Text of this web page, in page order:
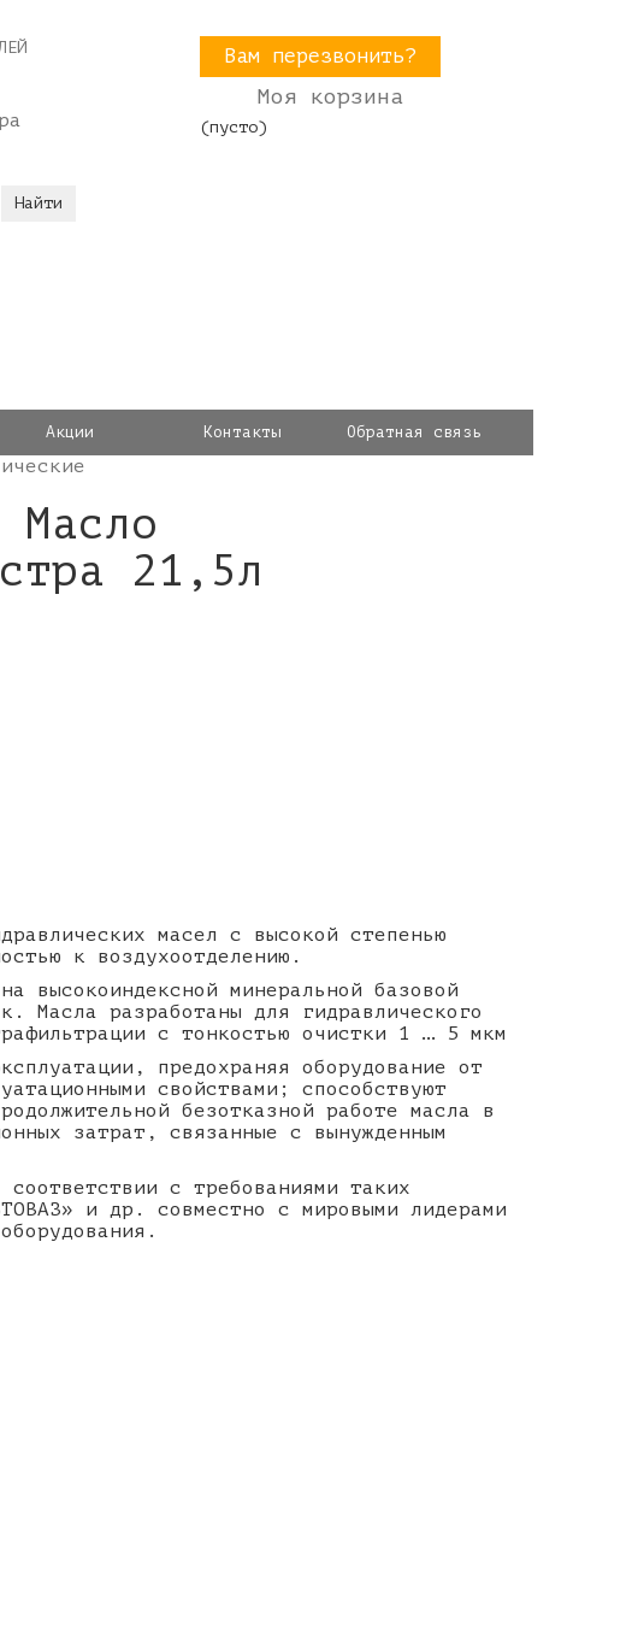
Вам перезвонить?
Моя корзина
(пусто)
Акции Контакты Обратная связь
21,5л
масел с высокой степенью
к воздухоотделению.
высокоиндексной минеральной базовой
Масла разработаны для гидравлического
с тонкостью очистки 1 … 5 мкм
предохраняя оборудование от
свойствами; способствуют
безотказной работе масла в
затрат, связанные с вынужденным
с требованиями таких
и др. совместно с мировыми лидерами